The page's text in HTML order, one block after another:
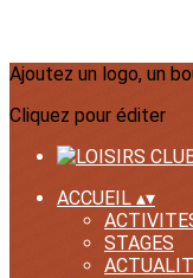
Ajoutez un logo, un
Cliquez pour éditer
ACCUEIL ▴▾
STAGES